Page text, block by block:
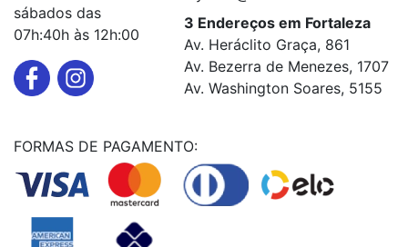
sábados das
07h:40h às 12h:00
3 Endereços em Fortaleza
Av. Heráclito Graça, 861
Av. Bezerra de Menezes, 1707
Av. Washington Soares, 5155
FORMAS DE PAGAMENTO: